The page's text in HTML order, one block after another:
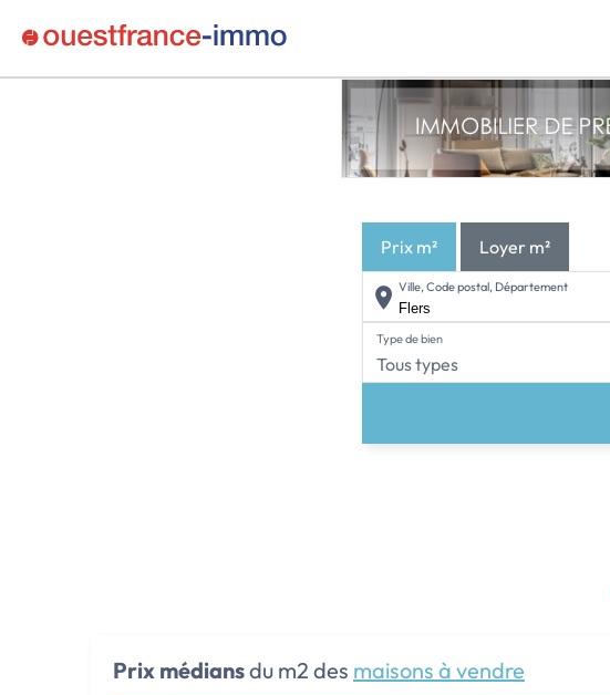
Prix m² Loyer m²
Ville, Code postal, Département
Type de bien
Tous types
Prix médiansdu m2 des maisons à vendre